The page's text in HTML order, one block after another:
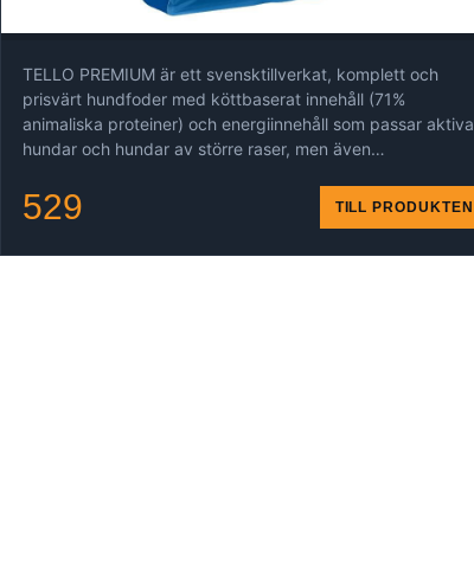
TELLO PREMIUM är ett svensktillverkat, komplett och
prisvärt hundfoder med köttbaserat innehåll (71%
animaliska proteiner) och energiinnehåll som passar aktiva
hundar och hundar av större raser, men även…
529 TILL PRODUKTEN